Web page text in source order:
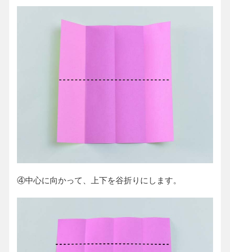
④中心に向かって、上下を谷折りにします。